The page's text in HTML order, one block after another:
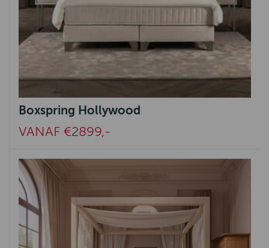
Boxspring Hollywood
VANAF €2899,-